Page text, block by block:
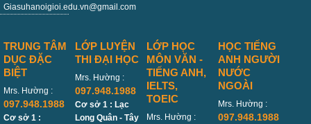
Giasuhanoigioi.edu.vn@gmail.com
TRUNG TÂM
DỤC ĐẶC
BIỆT
Mrs. Hường :
097.948.1988
Cơ sở 1 :
LỚP LUYỆN
THI ĐẠI HỌC
Mrs. Hường :
097.948.1988
Cơ sở 1 : Lạc
Long Quân - Tây
LỚP HỌC
MÔN VĂN -
TIẾNG ANH,
IELTS,
TOEIC
Mrs. Hường :
HỌC TIẾNG
ANH NGƯỜI
NƯỚC
NGOÀI
Mrs. Hường :
097.948.1988